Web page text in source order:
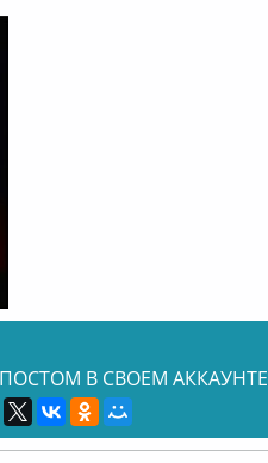
В СВОЕМ АККАУНТЕ